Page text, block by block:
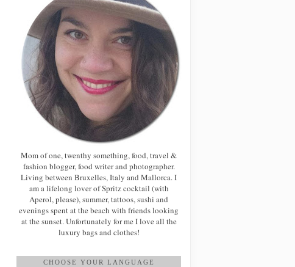
Mom of one, twenthy something, food, travel &
fashion blogger, food writer and photographer.
Living between Bruxelles, Italy and Mallorca. I
am a lifelong lover of Spritz cocktail (with
Aperol, please), summer, tattoos, sushi and
evenings spent at the beach with friends looking
at the sunset. Unfortunately for me I love all the
luxury bags and clothes!
CHOOSE YOUR LANGUAGE